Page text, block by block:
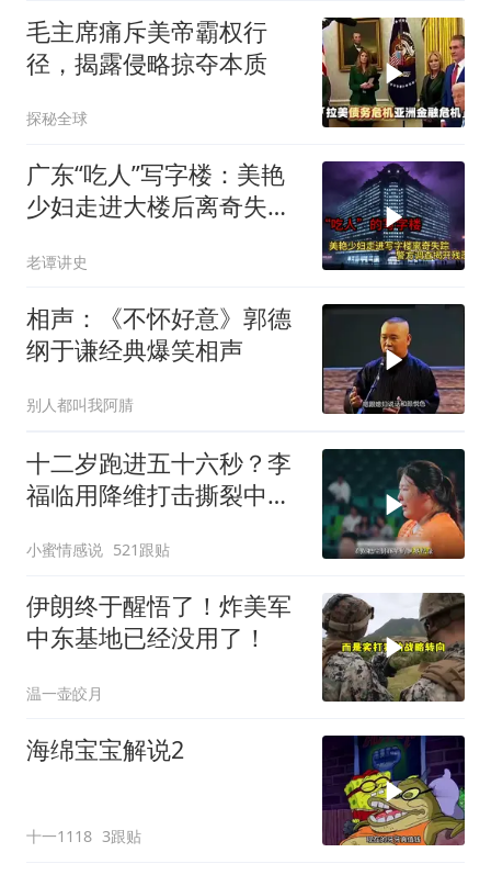
毛主席痛斥美帝霸权行
径，揭露侵略掠夺本质
探秘全球
广东“吃人”写字楼：美艳
少妇走进大楼后离奇失
相
老谭讲史
相声：《不怀好意》郭德
纲于谦经典爆笑相声
别人都叫我阿腈
十二岁跑进五十六秒？李
福临用降维打击撕裂中国
小蜜情感说 521跟贴
伊朗终于醒悟了！炸美军
中东基地已经没用了！
温一壶皎月
海绵宝宝解说2
十一1118 3跟贴